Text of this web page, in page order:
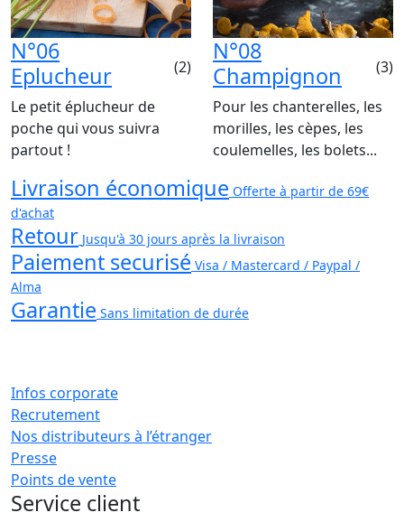
N°06
Eplucheur
(2)
Le petit éplucheur de
poche qui vous suivra
partout !
N°08
Champignon
(3)
Pour les chanterelles, les
morilles, les cèpes, les
coulemelles, les bolets...
Livraison économique Offerte à partir de 69€
d'achat
Retour Jusqu'à 30 jours après la livraison
Paiement securisé Visa / Mastercard / Paypal /
Alma
Garantie Sans limitation de durée
Infos corporate
Recrutement
Nos distributeurs à l’étranger
Presse
Points de vente
Service client